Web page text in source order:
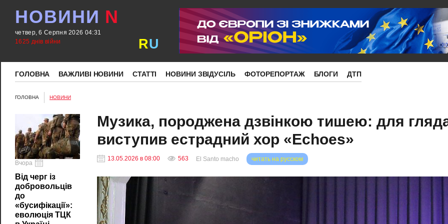
НОВИНИ N
четвер, 6 Серпня 2026 04:31
1625 днів війни
RU
ГОЛОВНА ВАЖЛИВІ НОВИНИ СТАТТІ НОВИНИ ЗВІДУСІЛЬ ФОТОРЕПОРТАЖ БЛОГИ ДТП
ГОЛОВНА НОВИНИ
Вчора
Від черг із
добровольців
до
«бусифікації»:
еволюція ТЦК
Музика, породжена дзвінкою тишею: для
виступив естрадний хор «Echoes»
13.05.2026 в 08:00 563 читать на русском
El Santo macho